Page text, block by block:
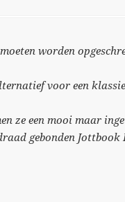
worden
voor een
ze een mooi maar
gebonden Jottbook